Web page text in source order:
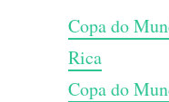
Copa do
Rica
Copa do